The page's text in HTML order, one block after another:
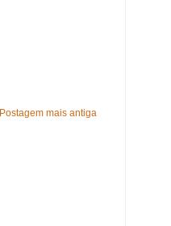
Postagem mais antiga